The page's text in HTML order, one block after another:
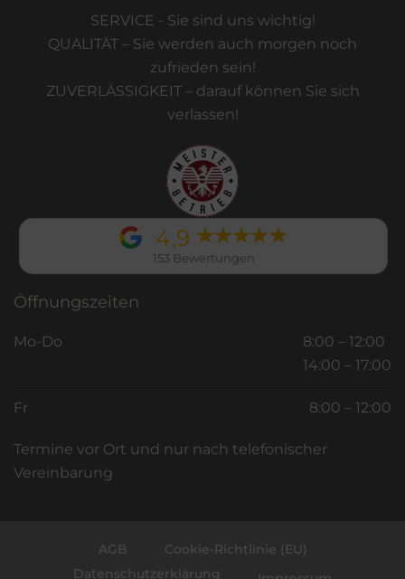
SERVICE - Sie sind uns wichtig!
QUALITÄT – Sie werden auch morgen noch
zufrieden sein!
ZUVERLÄSSIGKEIT – darauf können Sie sich
verlassen!
4,9
153 Bewertungen
Öffnungszeiten
Mo-Do
8:00 – 12:00
14:00 – 17:00
Fr 8:00 – 12:00
Termine vor Ort und nur nach telefonischer
Vereinbarung
AGB
Cookie-Richtlinie (EU)
Datenschutzerklärung